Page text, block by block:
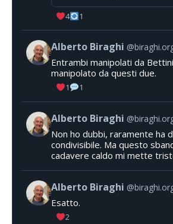
4 1
Alberto Biraghi
Entrambi manipolati da
manipolato da questi due.
1 1
Alberto Biraghi
Non ho dubbi, raramente ha
condivisibile. Ma questo
cadavere caldo mi mette
Alberto Biraghi
Esatto.
2